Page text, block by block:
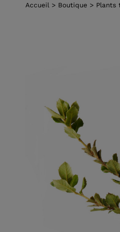
Accueil Boutique Plants